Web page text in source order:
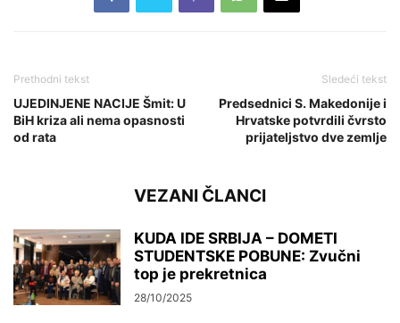
Prethodni tekst
UJEDINJENE NACIJE Šmit: U
BiH kriza ali nema opasnosti
od rata
Sledeći tekst
Predsednici S. Makedonije i
Hrvatske potvrdili čvrsto
prijateljstvo dve zemlje
VEZANI ČLANCI
KUDA IDE SRBIJA – DOMETI
STUDENTSKE POBUNE: Zvučni
top je prekretnica
28/10/2025